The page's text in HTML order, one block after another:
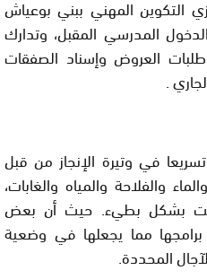
التكوين المهني ببني بوعياش
المدرسي المقبل، وتدارك
العروض وإسناد الصفقات
.
في وتيرة الإنجاز من قبل
والفلاحة والمياه والغابات،
بشكل بطيء. حيث أن بعض
مما يجعلها في وضعية
المحددة.